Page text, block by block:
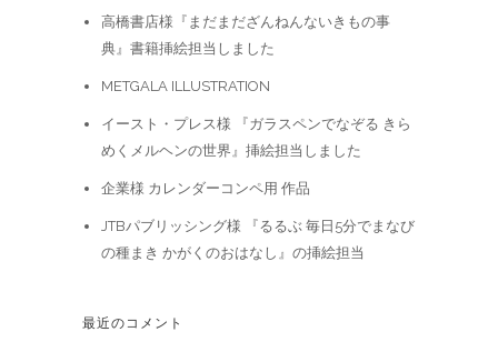
高橋書店様『まだまだざんねんないきもの事
典』書籍挿絵担当しました
METGALA ILLUSTRATION
イースト・プレス様 『ガラスペンでなぞる きら
めくメルヘンの世界』挿絵担当しました
企業様 カレンダーコンペ用 作品
JTBパブリッシング様 『るるぶ 毎日5分でまなび
の種まき かがくのおはなし』の挿絵担当
最近のコメント